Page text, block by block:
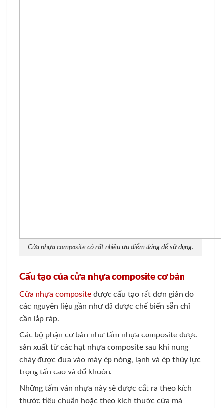
Cửa nhựa composite có rất nhiều ưu điểm đáng để sử dụng.
Cấu tạo của cửa nhựa composite cơ bản
Cửa nhựa composite được cấu tạo rất đơn giản do
các nguyên liệu gần như đã được chế biến sẵn chỉ
cần lắp ráp.
Các bộ phận cơ bản như tấm nhựa composite được
sản xuất từ các hạt nhựa composite sau khi nung
chảy được đưa vào máy ép nóng, lạnh và ép thủy lực
trọng tấn cao và đổ khuôn.
Những tấm ván nhựa này sẽ được cắt ra theo kích
thước tiêu chuẩn hoặc theo kích thước cửa mà